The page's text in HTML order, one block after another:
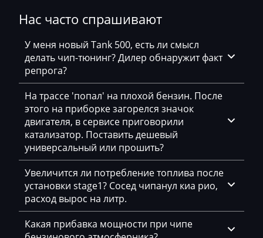
Ausa
BAIC
Bajaj
Basak
Bauer
BAW
Belgee
Bell
Bentley
Нас часто спрашивают
У меня новый Tank 500, есть ли смысл
делать чип-тюнинг? Дилер обнаружит факт
репрога?
На трассе 'попал' на плохой бензин. После
этого на приборке загорелся значок
двигателя, в сервисе приговорили
катализатор. Поставить дешевый
универсальный или прошить?
Увеличится ли потребление топлива после
установки stage1? Сосед чипанул киа рио,
расход вырос на литр.
Какая прибавка мощности при чипе